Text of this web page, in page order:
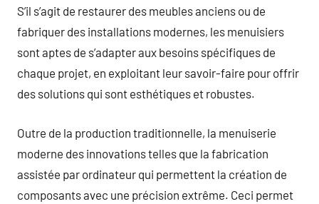
S’il s’agit de restaurer des meubles anciens ou de
fabriquer des installations modernes, les menuisiers
sont aptes de s’adapter aux besoins spécifiques de
chaque projet, en exploitant leur savoir-faire pour offrir
des solutions qui sont esthétiques et robustes.
Outre de la production traditionnelle, la menuiserie
moderne des innovations telles que la fabrication
assistée par ordinateur qui permettent la création de
composants avec une précision extrême. Ceci permet